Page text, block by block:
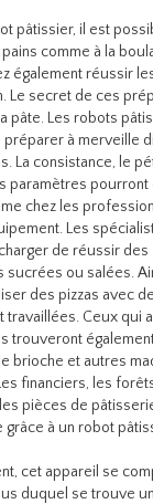
pâtissier, il est
comme à la
également réussir
Le secret de ces
pâte. Les robots
préparer à merveille
La consistance, le
paramètres pourront
chez les
Les
de réussir des
sucrées ou salées.
des pizzas avec
travaillées. Ceux qui
trouveront
brioche et autres
financiers, les
pièces de
à un robot
cet appareil se
duquel se trouve